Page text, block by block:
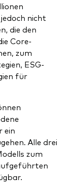
nicht
die den
Core-
zum
ESG-
für
ein
Alle drei
zum